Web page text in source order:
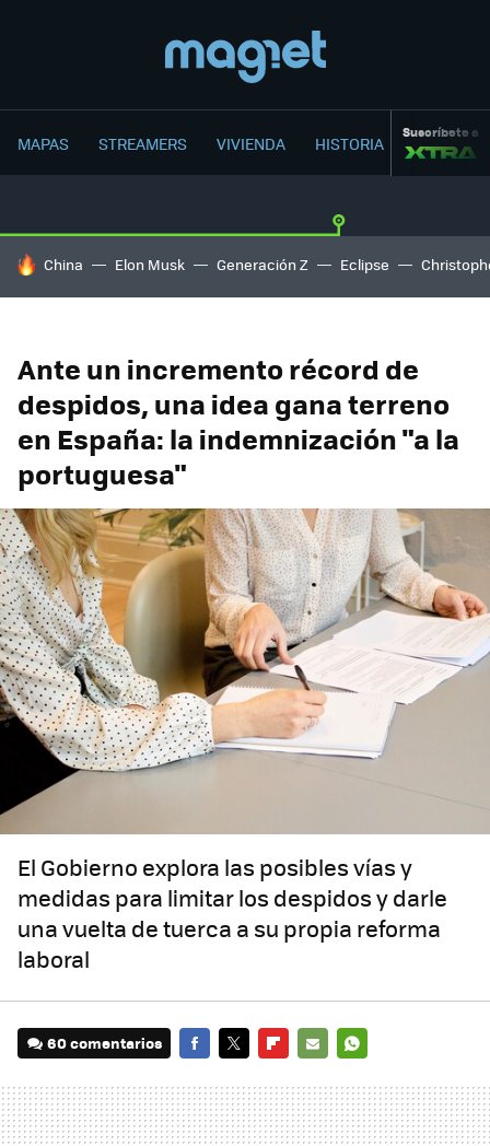
MAPAS STREAMERS VIVIENDA HISTORIA Suscríbete a
HOY SE HABLA DE
China Elon Musk Generación Z Eclipse
Ante un incremento récord de
despidos, una idea gana terreno
en España: la indemnización "a la
portuguesa"
El Gobierno explora las posibles vías y
medidas para limitar los despidos y darle
una vuelta de tuerca a su propia reforma
laboral
60 comentarios
MAIL